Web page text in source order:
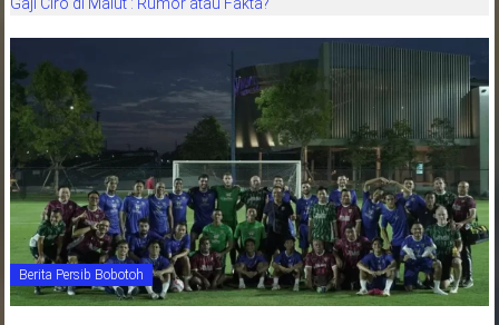
bandung
jawa
barat
indonesia
Berita Persib Bobotoh